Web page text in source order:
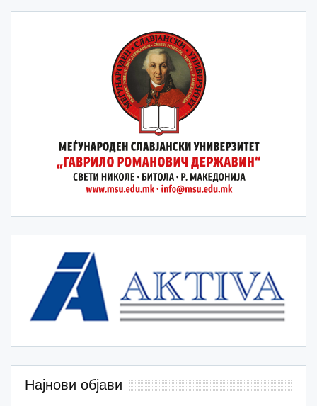
Најнови објави